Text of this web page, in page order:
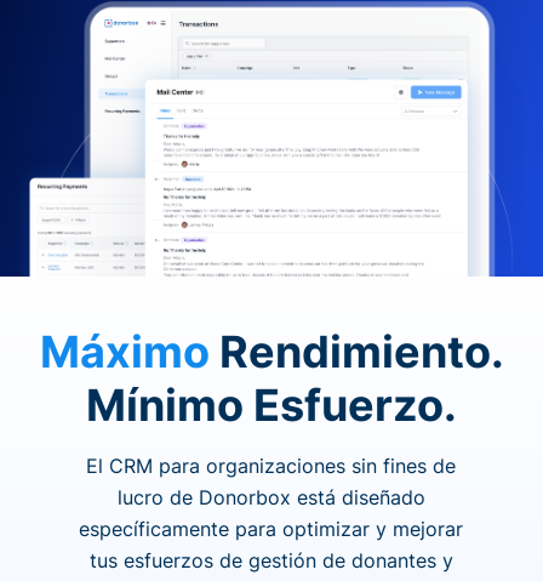
Máximo Rendimiento.
Mínimo Esfuerzo.
El CRM para organizaciones sin fines de
lucro de Donorbox está diseñado
específicamente para optimizar y mejorar
tus esfuerzos de gestión de donantes y